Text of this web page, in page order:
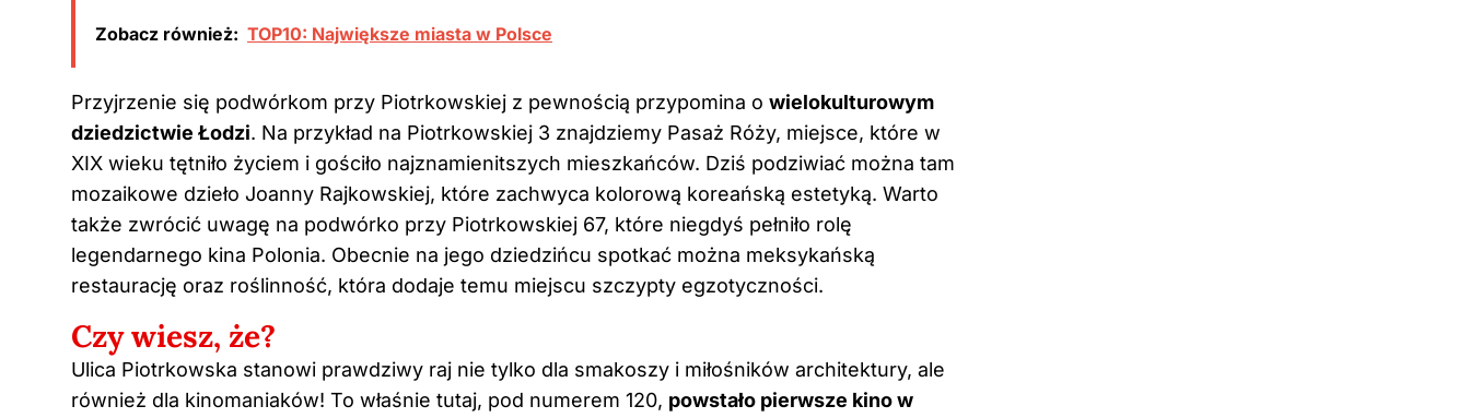
Zobacz również: TOP10: Największe miasta w Polsce
Przyjrzenie się podwórkom przy Piotrkowskiej z pewnością przypomina o wielokulturowym
dziedzictwie Łodzi. Na przykład na Piotrkowskiej 3 znajdziemy Pasaż Róży, miejsce, które w
XIX wieku tętniło życiem i gościło najznamienitszych mieszkańców. Dziś podziwiać można tam
mozaikowe dzieło Joanny Rajkowskiej, które zachwyca kolorową koreańską estetyką. Warto
także zwrócić uwagę na podwórko przy Piotrkowskiej 67, które niegdyś pełniło rolę
legendarnego kina Polonia. Obecnie na jego dziedzińcu spotkać można meksykańską
restaurację oraz roślinność, która dodaje temu miejscu szczypty egzotyczności.
Czy wiesz, że?
Ulica Piotrkowska stanowi prawdziwy raj nie tylko dla smakoszy i miłośników architektury, ale
również dla kinomaniaków! To właśnie tutaj, pod numerem 120, powstało pierwsze kino w